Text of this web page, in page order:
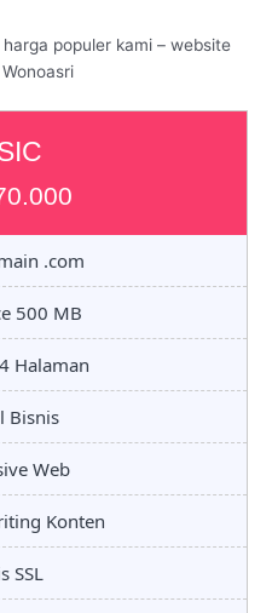
populer kami – website
.com
500 MB
Halaman
Bisnis
Web
Konten
SSL